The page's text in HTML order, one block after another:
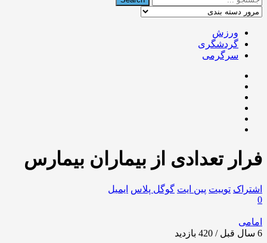
ورزش
گردشگری
سرگرمی
فرار تعدادی از بیماران بیمارس
اشتراک توییت پین ایت گوگل‌ پلاس ایمیل
0
امامی
6 سال قبل / 420
بازدید